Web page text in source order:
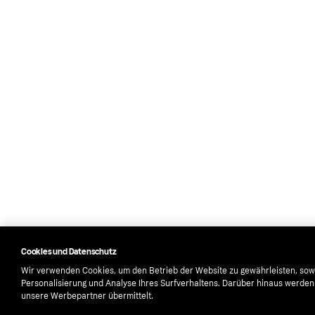
Cookies und Datenschutz
Wir verwenden Cookies, um den Betrieb der Website zu gewährleisten,
Personalisierung und Analyse Ihres Surfverhaltens. Darüber hinaus
unsere Werbepartner übermittelt.